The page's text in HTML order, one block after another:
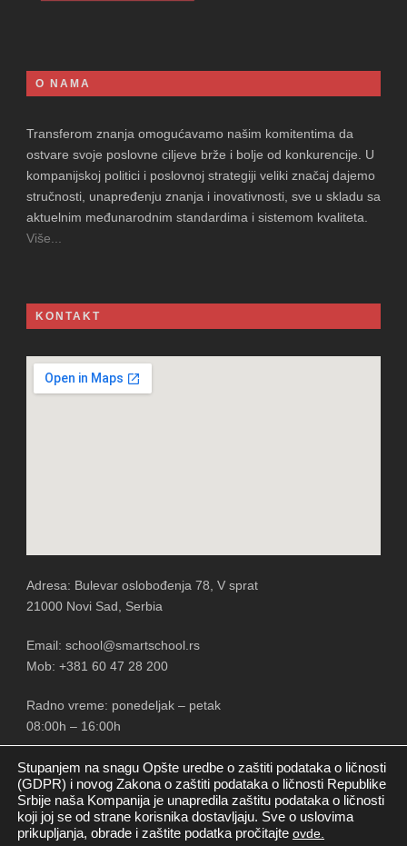
O NAMA
Transferom znanja omogućavamo našim komitentima da
ostvare svoje poslovne ciljeve brže i bolje od konkurencije. U
kompanijskoj politici i poslovnoj strategiji veliki značaj dajemo
stručnosti, unapređenju znanja i inovativnosti, sve u skladu sa
aktuelnim međunarodnim standardima i sistemom kvaliteta.
Više...
KONTAKT
Adresa: Bulevar oslobođenja 78, V sprat
21000 Novi Sad, Serbia
Email: school@smartschool.rs
Mob: +381 60 47 28 200
Radno vreme: ponedeljak – petak
08:00h – 16:00h
PRATITE NAS
Stupanjem na snagu Opšte uredbe o zaštiti podataka o ličnosti
(GDPR) i novog Zakona o zaštiti podataka o ličnosti Republike
Srbije naša Kompanija je unapredila zaštitu podataka o ličnosti
koji joj se od strane korisnika dostavljaju. Sve o uslovima
prikupljanja, obrade i zaštite podatka pročitajte ovde.